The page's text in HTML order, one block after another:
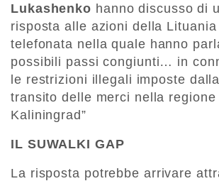
Lukashenko hanno discusso di
risposta alle azioni della Lituania
telefonata nella quale hanno
possibili passi congiunti… in
le restrizioni illegali imposte
transito delle merci nella regione
Kaliningrad”
IL SUWALKI GAP
La risposta potrebbe arrivare